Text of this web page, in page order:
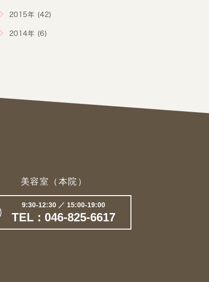
2015年 (42)
2014年 (6)
美容室（本院）
9:30-12:30 ／ 15:00-19:00
TEL : 046-825-6617